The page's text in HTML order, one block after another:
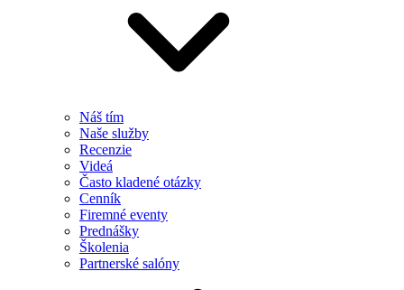
Náš tím
Naše služby
Recenzie
Videá
Často kladené otázky
Cenník
Firemné eventy
Prednášky
Školenia
Partnerské salóny